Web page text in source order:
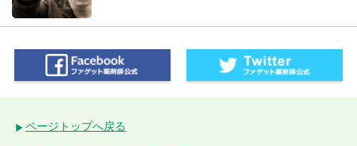
ページトップへ戻る